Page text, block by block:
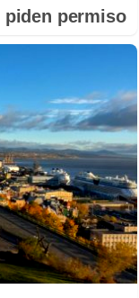
piden permiso